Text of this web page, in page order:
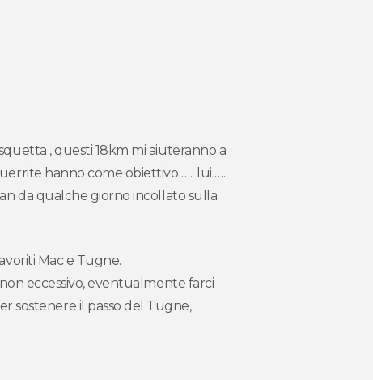
, questi 18km mi aiuteranno a
hanno come obiettivo ….. lui ….
da qualche giorno incollato sulla
Mac e Tugne.
eccessivo, eventualmente farci
sostenere il passo del Tugne,